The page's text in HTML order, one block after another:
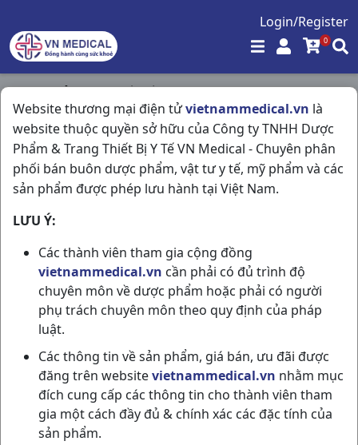
Login/Register
0
Website thương mại điện tửvietnammedical.vn là
website thuộc quyền sở hữu của Công ty TNHH Dược
Phẩm & Trang Thiết Bị Y Tế VN Medical - Chuyên phân
phối bán buôn dược phẩm, vật tư y tế, mỹ phẩm và các
sản phẩm được phép lưu hành tại Việt Nam.
LƯU Ý:
Các thành viên tham gia cộng đồng
vietnammedical.vn cần phải có đủ trình độ
chuyên môn về dược phẩm hoặc phải có người
phụ trách chuyên môn theo quy định của pháp
luật.
Các thông tin về sản phẩm, giá bán, ưu đãi được
đăng trên websitevietnammedical.vn nhằm mục
đích cung cấp các thông tin cho thành viên tham
gia một cách đầy đủ & chính xác các đặc tính của
sản phẩm.
Trang chủ / Nội Tiết Tố - Phụ Khoa - Nam Khoa /
Candid V6 (ov) H6v Glenmark